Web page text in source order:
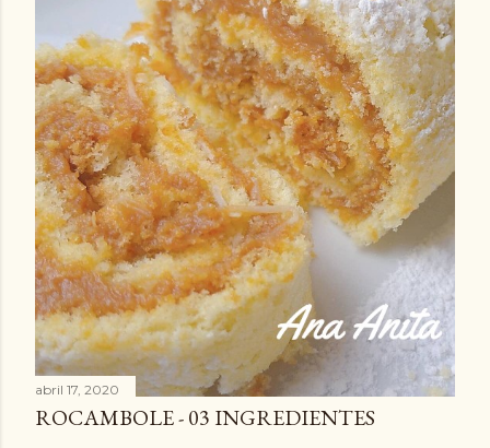
abril 17, 2020
ROCAMBOLE - 03 INGREDIENTES